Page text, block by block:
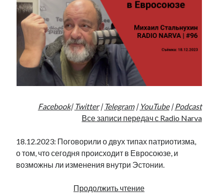
Facebook| Twitter| Telegram| YouTube| Podcast
Все записи передач с Radio Narva
18.12.2023: Поговорили о двух типах патриотизма,
о том, что сегодня происходит в Евросоюзе, и
возможны ли изменения внутри Эстонии.
Продолжить чтениеПатриотизм